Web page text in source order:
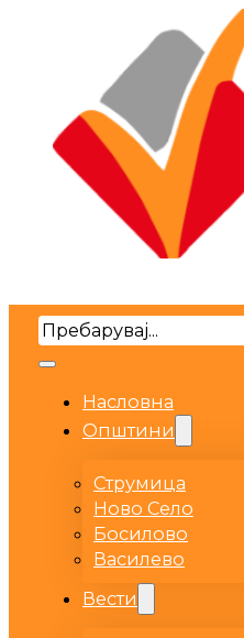
Search
Насловна
Општини
Струмица
Ново Село
Босилово
Василево
Вести